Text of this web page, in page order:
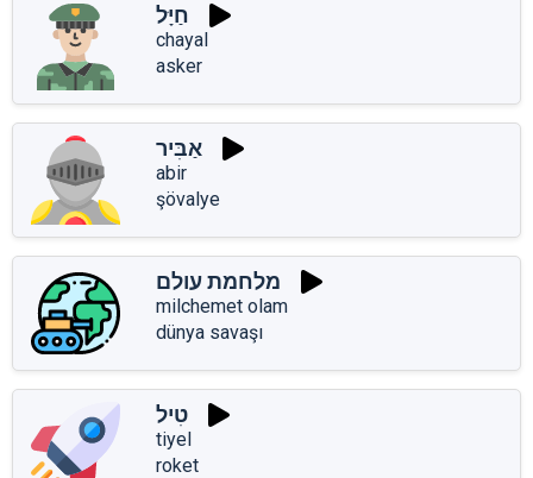
חַיָּל
chayal
asker
אַבִּיר
abir
şövalye
מלחמת עולם
milchemet olam
dünya savaşı
טִיל
tiyel
roket